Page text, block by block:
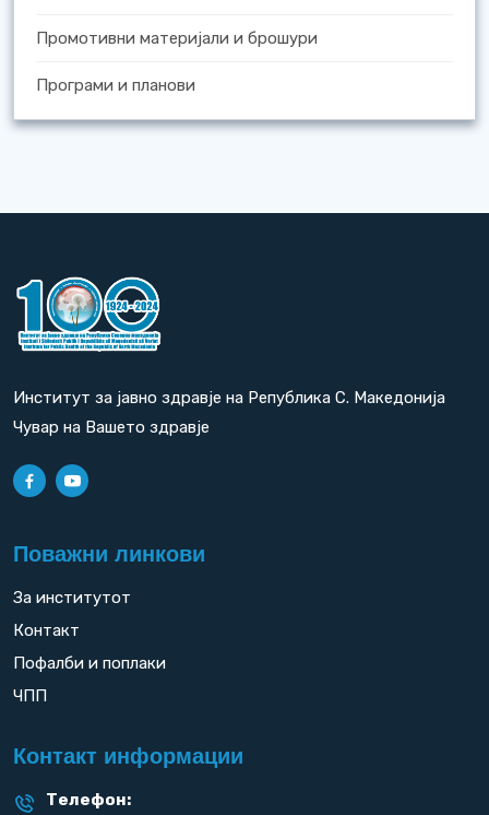
Промотивни материјали и брошури
Програми и планови
Институт за јавно здравје на Република С. Македонија
Чувар на Вашето здравје
Поважни линкови
За институтот
Контакт
Пофалби и поплаки
ЧПП
Контакт информации
Телефон: